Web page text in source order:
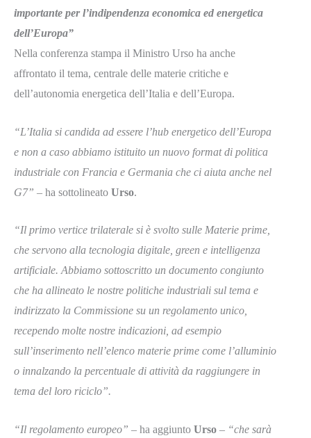
importante per l’indipendenza economica ed energetica
dell’Europa”
Nella conferenza stampa il Ministro Urso ha anche
affrontato il tema, centrale delle materie critiche e
dell’autonomia energetica dell’Italia e dell’Europa.
“L’Italia si candida ad essere l’hub energetico dell’Europa
e non a caso abbiamo istituito un nuovo format di politica
industriale con Francia e Germania che ci aiuta anche nel
G7” – ha sottolineato Urso.
“Il primo vertice trilaterale si è svolto sulle Materie prime,
che servono alla tecnologia digitale, green e intelligenza
artificiale. Abbiamo sottoscritto un documento congiunto
che ha allineato le nostre politiche industriali sul tema e
indirizzato la Commissione su un regolamento unico,
recependo molte nostre indicazioni, ad esempio
sull’inserimento nell’elenco materie prime come l’alluminio
o innalzando la percentuale di attività da raggiungere in
tema del loro riciclo”.
“Il regolamento europeo” – ha aggiunto Urso – “che sarà